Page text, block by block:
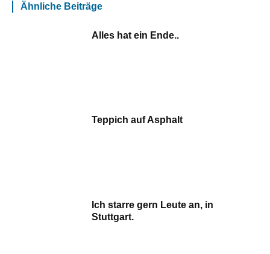
Ähnliche Beiträge
Alles hat ein Ende..
Teppich auf Asphalt
Ich starre gern Leute an, in
Stuttgart.